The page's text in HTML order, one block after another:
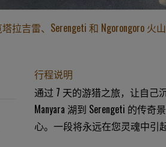
拉吉雷、Serengeti 和 Ngorongoro 火
行程说明
通过 7 天的游猎之旅，让自己
Manyara 湖到 Serengeti 的传
心。一段将永远在您灵魂中引